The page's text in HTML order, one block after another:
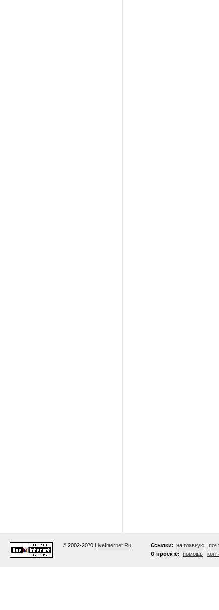
© 2002-2020 LiveInternet.Ru Ссылки: на главную
О проекте: помощь